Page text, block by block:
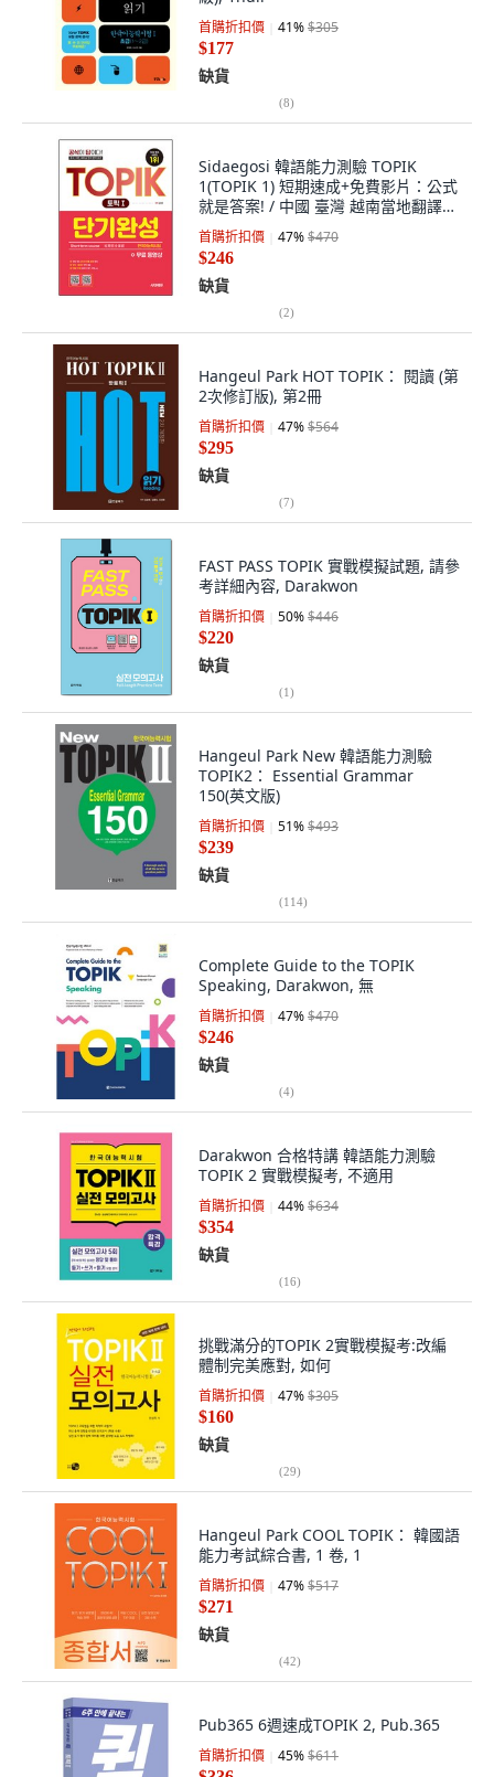
首購折扣價 41%$305
$177
缺貨
(8)
Sidaegosi 韓語能力測驗 TOPIK
1(TOPIK 1) 短期速成+免費影片：公式
就是答案! / 中國 臺灣 越南當地翻譯出
版 / 口說評量題型.zip, 1
首購折扣價 47%$470
$246
缺貨
(2)
Hangeul Park HOT TOPIK： 閱讀 (第
2次修訂版), 第2冊
首購折扣價 47%$564
$295
缺貨
(7)
FAST PASS TOPIK 實戰模擬試題, 請參
考詳細內容, Darakwon
首購折扣價 50%$446
$220
缺貨
(1)
Hangeul Park New 韓語能力測驗
TOPIK2： Essential Grammar
150(英文版)
首購折扣價 51%$493
$239
缺貨
(114)
Complete Guide to the TOPIK
Speaking, Darakwon, 無
首購折扣價 47%$470
$246
缺貨
(4)
Darakwon 合格特講 韓語能力測驗
TOPIK 2 實戰模擬考, 不適用
首購折扣價 44%$634
$354
缺貨
(16)
挑戰滿分的TOPIK 2實戰模擬考:改編
體制完美應對, 如何
首購折扣價 47%$305
$160
缺貨
(29)
Hangeul Park COOL TOPIK： 韓國語
能力考試綜合書, 1 卷, 1
首購折扣價 47%$517
$271
缺貨
(42)
Pub365 6週速成TOPIK 2, Pub.365
首購折扣價 45%$611